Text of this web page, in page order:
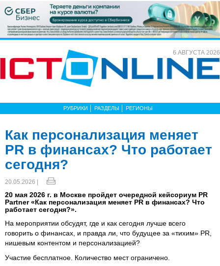
6 АВГУСТА 2026
РУБРИКИ РАЗДЕЛЫ РЕГИОНЫ
Как персонализация меняет
PR в финансах? Что работает
сегодня?
20.05.2026 |
20 мая 2026 г. в Москве пройдет очередной кейсориум PR
Partner «Как персонализация меняет PR в финансах? Что
работает сегодня?».
На мероприятии обсудят, где и как сегодня лучше всего
говорить о финансах, и правда ли, что будущее за «тихим» PR,
нишевым контентом и персонализацией?
Участие бесплатное. Количество мест ограничено.